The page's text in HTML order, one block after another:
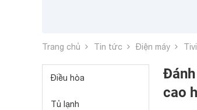
Trang chủ Tin tức Điện máy Tivi
Điều hòa
Tủ lạnh
cao